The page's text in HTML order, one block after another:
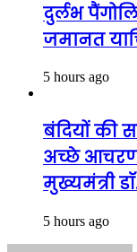
दुर्लभ
जमानत
5 hours ago
बंदियों की
अच्छे आचरण
मुख्यमंत्री
5 hours ago